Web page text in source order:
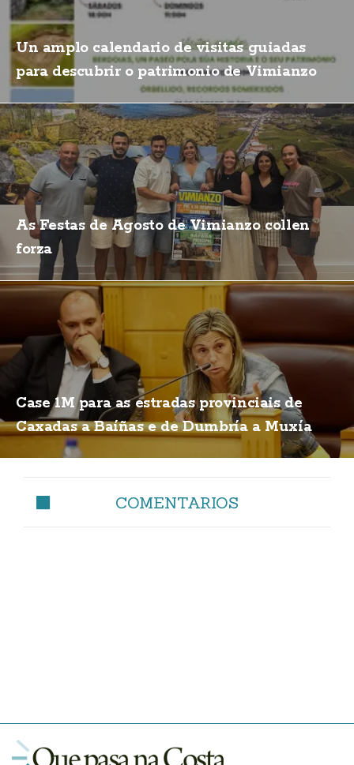
Un amplo calendario de visitas guiadas
para descubrir o patrimonio de Vimianzo
As Festas de Agosto de Vimianzo collen
forza
Case 1M para as estradas provinciais de
Caxadas a Baíñas e de Dumbría a Muxía
COMENTARIOS